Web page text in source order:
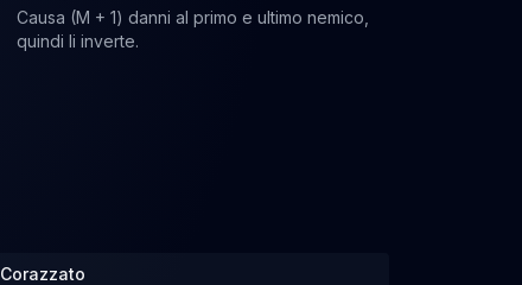
Causa (M + 1) ​​danni al primo e ultimo nemico,
quindi li inverte.
Corazzato